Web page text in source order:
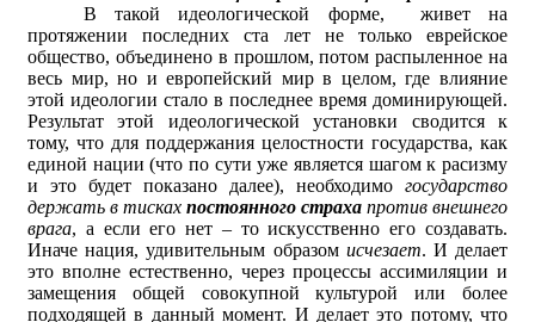
В такой идеологической форме, живет на
протяжении последних ста лет не только еврейское
общество, объединено в прошлом, потом распыленное на
весь мир, но и европейский мир в целом, где влияние
этой идеологии стало в последнее время доминирующей.
Результат этой идеологической установки сводится к
тому, что для поддержания целостности государства, как
единой нации (что по сути уже является шагом к расизму
и это будет показано далее), необходимо государство
держать в тисках постоянного страха против внешнего
врага, а если его нет – то искусственно его создавать.
Иначе нация, удивительным образом исчезает. И делает
это вполне естественно, через процессы ассимиляции и
замещения общей совокупной культурой или более
подходящей в данный момент. И делает это потому, что